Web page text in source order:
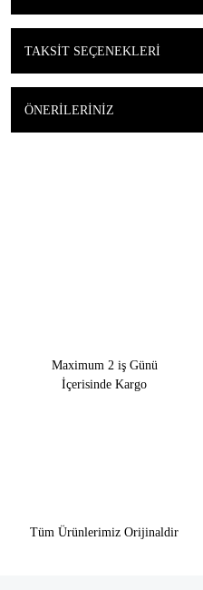
TAKSIT SEÇENEKLERI
ÖNERILERINIZ
Maximum 2 iş Günü
İçerisinde Kargo
Tüm Ürünlerimiz Orijinaldir